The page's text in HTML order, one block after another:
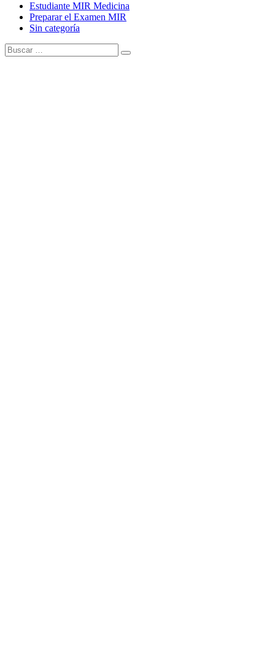
Estudiante MIR Medicina
Preparar el Examen MIR
Sin categoría
Buscar:
Buscar